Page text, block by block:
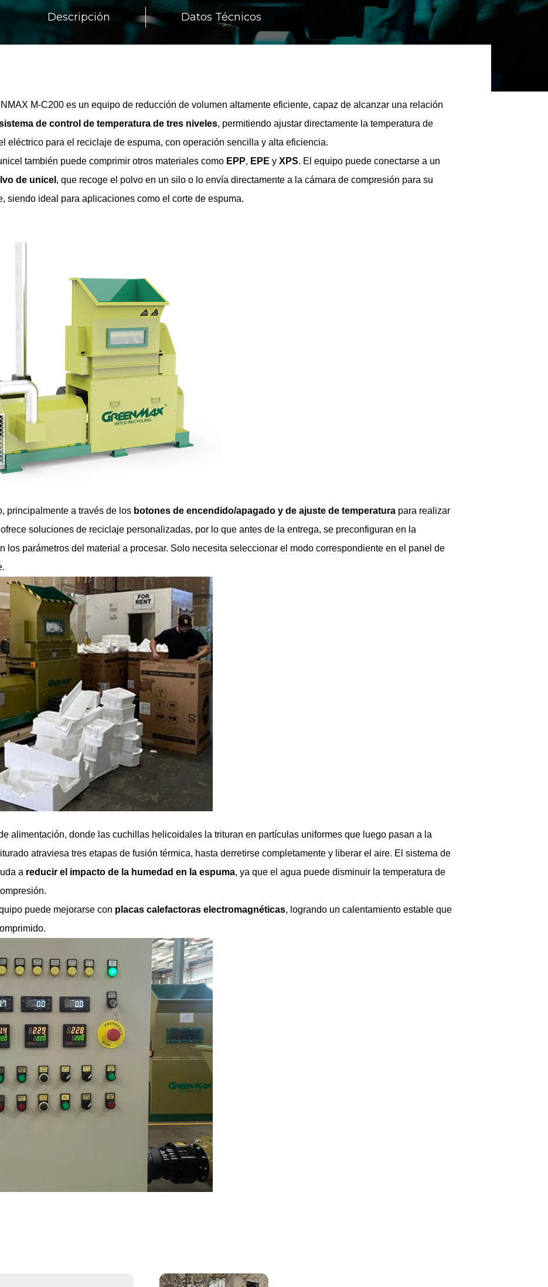
Descripción Datos Técnicos
M-C200 es un equipo de reducción de volumen altamente eficiente, capaz de alcanzar una relación
de control de temperatura de tres niveles, permitiendo ajustar directamente la temperatura de
eléctrico para el reciclaje de espuma, con operación sencilla y alta eficiencia.
también puede comprimir otros materiales como EPP, EPE y XPS. El equipo puede conectarse a un
de unicel , que recoge el polvo en un silo o lo envía directamente a la cámara de compresión para su
siendo ideal para aplicaciones como el corte de espuma.
principalmente a través de los botones de encendido/apagado y de ajuste de temperatura para realizar
soluciones de reciclaje personalizadas, por lo que antes de la entrega, se preconfiguran en la
los parámetros del material a procesar. Solo necesita seleccionar el modo correspondiente en el panel de
alimentación, donde las cuchillas helicoidales la trituran en partículas uniformes que luego pasan a la
atraviesa tres etapas de fusión térmica, hasta derretirse completamente y liberar el aire. El sistema de
a reducir el impacto de la humedad en la espuma, ya que el agua puede disminuir la temperatura de
puede mejorarse con placas calefactoras electromagnéticas, logrando un calentamiento estable que